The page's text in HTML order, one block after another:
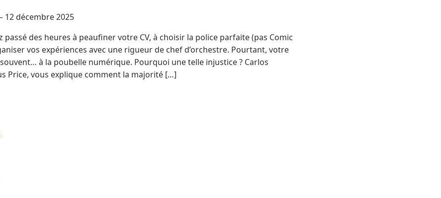
12 décembre 2025
passé des heures à peaufiner votre CV, à choisir la police parfaite (pas Comic
vos expériences avec une rigueur de chef d’orchestre. Pourtant, votre
à la poubelle numérique. Pourquoi une telle injustice ? Carlos
Price, vous explique comment la majorité […]